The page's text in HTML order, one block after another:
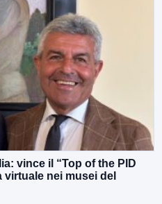
vince il “Top of the PID
virtuale nei musei del